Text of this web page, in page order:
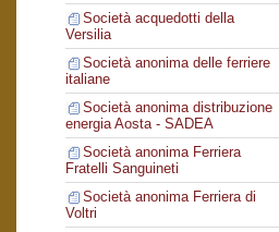
Società acquedotti della
Versilia
Società anonima delle ferriere
italiane
Società anonima distribuzione
energia Aosta - SADEA
Società anonima Ferriera
Fratelli Sanguineti
Società anonima Ferriera di
Voltri